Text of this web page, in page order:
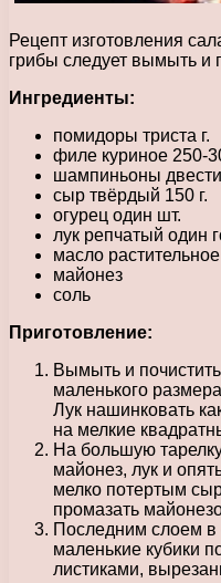
Рецепт изготовления
грибы следует вымыть и
Ингредиенты:
помидоры триста г.
филе куриное 250-
шампиньоны двести
сыр твёрдый 150 г.
огурец один шт.
лук репчатый один
масло растительное
майонез
соль
Приготовление:
Вымыть и
маленького
Лук нашинковать
на мелкие
На большую
майонез, лук и
мелко потертым
промазать
Последним слоем в
маленькие кубики
листиками,